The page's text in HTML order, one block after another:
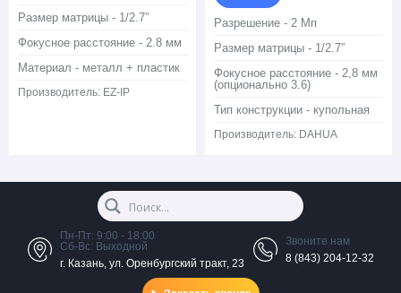
Размер матрицы - 1/2.7”
Фокусное расстояние - 2.8 мм
Материал - металл + пластик
Производитель: EZ-IP
Разрешение - 2 Мп
Размер матрицы - 1/2.7”
Фокусное расстояние - 2,8 мм
(опционально 3.6)
Тип конструкции - купольная
Производитель: DAHUA
Пн-Пт: 9:00 - 18:00
Сб-Вс: Выходной
г. Казань, ул. Оренбургский тракт, 23
Звоните нам
8 (843) 204-12-32